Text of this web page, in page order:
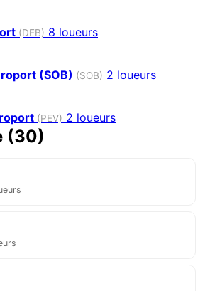
(DEB) 8 loueurs
(SOB) (SOB) 2 loueurs
(PEV) 2 loueurs
(30)